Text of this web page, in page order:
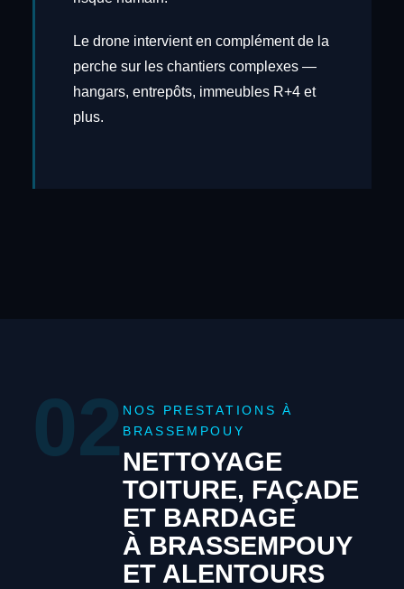
Le drone intervient en complément de la
perche sur les chantiers complexes —
hangars, entrepôts, immeubles R+4 et
plus.
02 NOS PRESTATIONS À
BRASSEMPOUY
NETTOYAGE
TOITURE, FAÇADE
ET BARDAGE
À BRASSEMPOUY
ET ALENTOURS